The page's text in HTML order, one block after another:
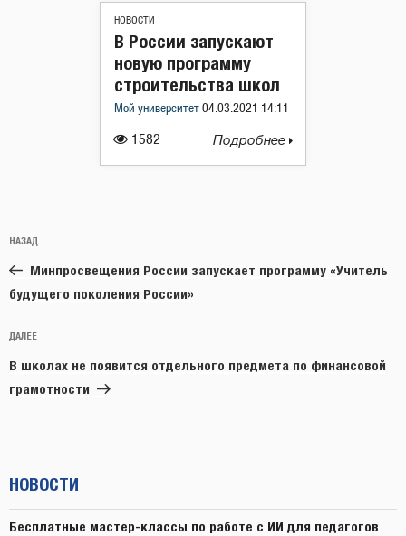
НОВОСТИ
1582
В России запускают
новую программу
строительства школ
Мой университет 04.03.2021 14:11
Подробнее
по
записям
Предыдущая
запись:
НАЗАД
Минпросвещения России запускает программу «Учитель
будущего поколения России»
Следующая
запись
ДАЛЕЕ
В школах не появится отдельного предмета по финансовой
грамотности
НОВОСТИ
Бесплатные мастер-классы по работе с ИИ для педагогов